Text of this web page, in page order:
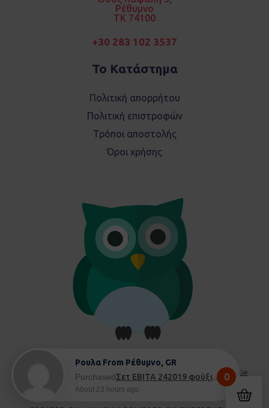
m
Ρέθυμνο
TK 74100
+30 283 102 3537
Το Κατάστημα
Πολιτική απορρήτου
Πολιτική επιστροφών
Τρόποι αποστολής
Όροι χρήσης
Ρουλα From Ρέθυμνο, GR
Purchased
Σετ EBITA 242019 φούξια - 8 ετών
About 23 hours ago
0